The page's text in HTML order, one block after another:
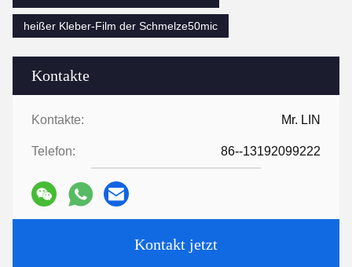
Kontakte
Kontakte: Mr. LIN
Telefon: 86--13192099222
Kontakt jetzt
heißer Kleber-Film der Schmelze50mic